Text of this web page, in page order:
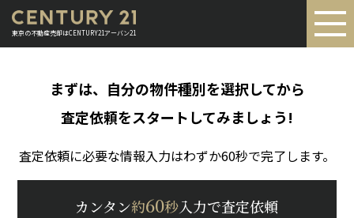
東京の不動産売却はCENTURY21アーバン21
まずは、自分の物件種別を選択してから
査定依頼をスタートしてみましょう!
査定依頼に必要な情報入力はわずか60秒で完了します。
カンタン約60秒入力で査定依頼